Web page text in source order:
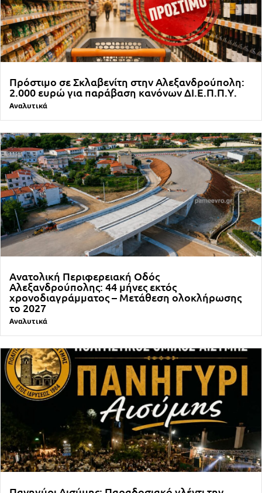
Πρόστιμο σε Σκλαβενίτη στην Αλεξανδρούπολη:
2.000 ευρώ για παράβαση κανόνων ΔΙ.Ε.Π.Π.Υ.
Αναλυτικά
Ανατολική Περιφερειακή Οδός
Αλεξανδρούπολης: 44 μήνες εκτός
χρονοδιαγράμματος – Μετάθεση ολοκλήρωσης
το 2027
Αναλυτικά